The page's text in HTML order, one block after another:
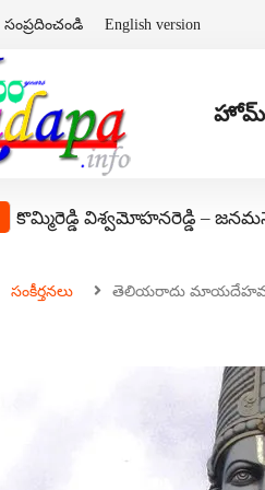
సంప్రదించండి English version
హోమ్
కొమ్మిరెడ్డి విశ్వమోహనరెడ్డి –
సంకీర్తనలు తెలియరాదు